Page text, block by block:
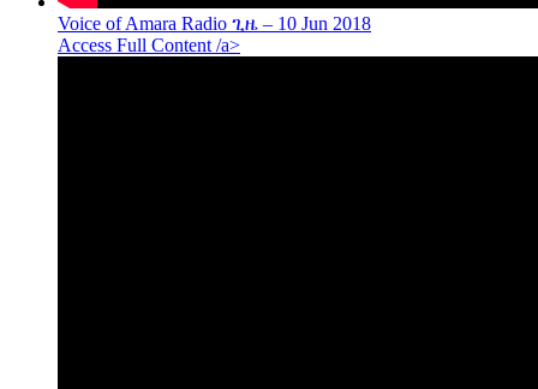
Voice of Amara Radio ጊዜ – 10 Jun 2018
Access Full Content /a>